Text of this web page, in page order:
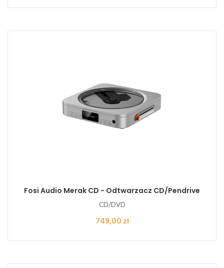
Fosi Audio Merak CD - Odtwarzacz CD/Pendrive
CD/DVD
Cena
749,00 zł